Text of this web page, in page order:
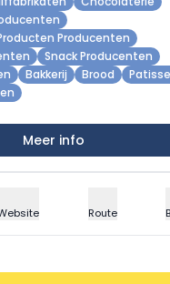
Producenten
Snack Producenten
Bakkerij Brood
Meer info
Route